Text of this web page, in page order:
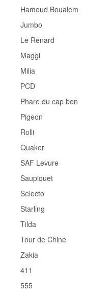
Hamoud Boualem
Jumbo
Le Renard
Maggi
Milia
PCD
Phare du cap bon
Pigeon
Rolli
Quaker
SAF Levure
Saupiquet
Selecto
Starling
Tilda
Tour de Chine
Zakia
411
555